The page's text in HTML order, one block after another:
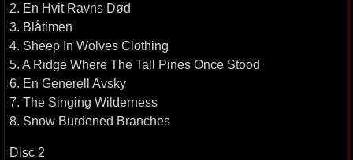
2. En Hvit Ravns Død
3. Blåtimen
4. Sheep In Wolves Clothing
5. A Ridge Where The Tall Pines Once Stood
6. En Generell Avsky
7. The Singing Wilderness
8. Snow Burdened Branches
Disc 2